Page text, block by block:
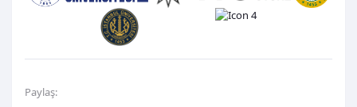
Paylaş: